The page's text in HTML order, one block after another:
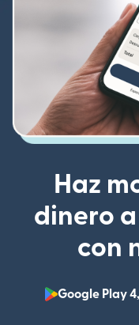
Haz
dinero
con
Google Play